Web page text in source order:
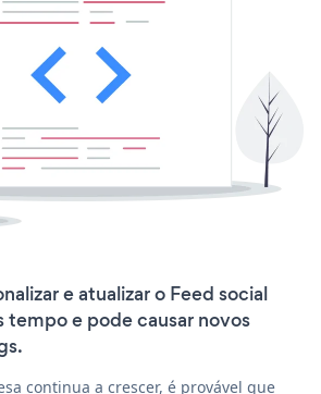
e atualizar o Feed social
tempo e pode causar novos
continua a crescer, é provável que